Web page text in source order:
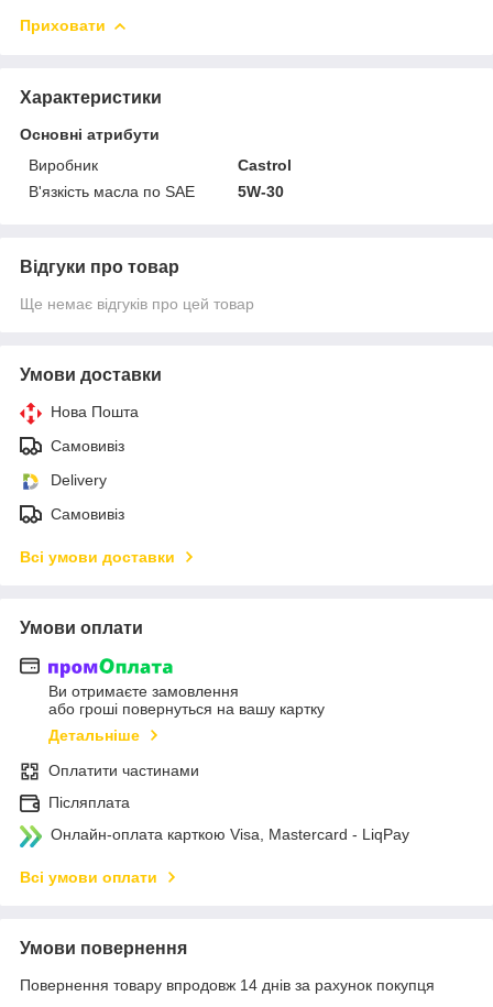
Приховати
Характеристики
Основні атрибути
Виробник
Castrol
В'язкість масла по SAE
5W-30
Відгуки про товар
Ще немає відгуків про цей товар
Умови доставки
Нова Пошта
Самовивіз
Delivery
Самовивіз
Всі умови доставки
Умови оплати
Ви отримаєте замовлення
або гроші повернуться на вашу картку
Детальніше
Оплатити частинами
Післяплата
Онлайн-оплата карткою Visa, Mastercard - LiqPay
Всі умови оплати
Умови повернення
Повернення товару впродовж 14 днів за рахунок покупця